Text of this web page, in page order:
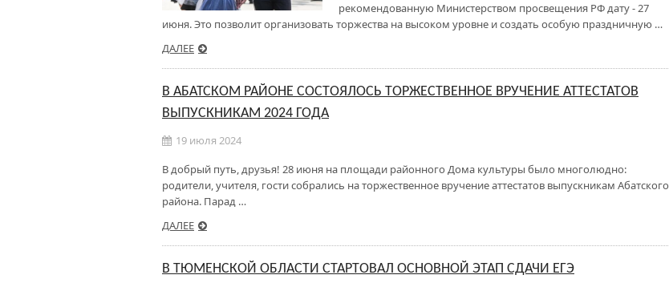
рекомендованную Министерством просвещения РФ дату - 27
июня. Это позволит организовать торжества на высоком уровне и создать особую праздничную …
ДАЛЕЕ
В АБАТСКОМ РАЙОНЕ СОСТОЯЛОСЬ ТОРЖЕСТВЕННОЕ ВРУЧЕНИЕ АТТЕСТАТОВ
ВЫПУСКНИКАМ 2024 ГОДА
19 июля 2024
В добрый путь, друзья! 28 июня на площади районного Дома культуры было многолюдно:
родители, учителя, гости собрались на торжественное вручение аттестатов выпускникам Абатского
района. Парад …
ДАЛЕЕ
В ТЮМЕНСКОЙ ОБЛАСТИ СТАРТОВАЛ ОСНОВНОЙ ЭТАП СДАЧИ ЕГЭ